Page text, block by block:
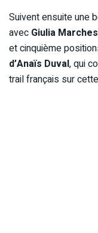
Suivent ensuite une
avec Giulia
et cinquième
d’Anaïs Duval, qui
trail français sur